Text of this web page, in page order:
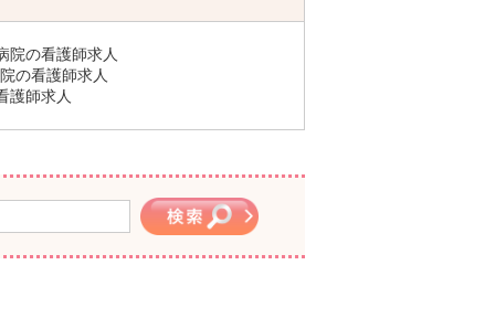
院の看護師求人
の看護師求人
護師求人